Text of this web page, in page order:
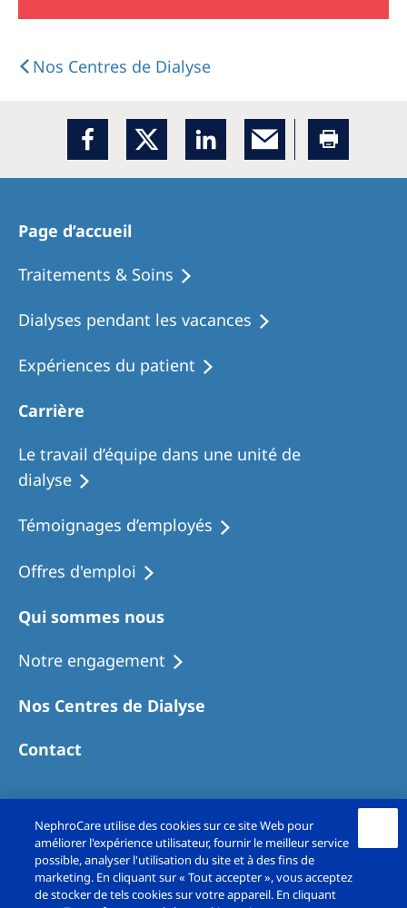
Nos Centres de Dialyse
Page d’accueil
Traitements & Soins
Dialyses pendant les vacances
Expériences du patient
Carrière
Le travail d’équipe dans une unité de
dialyse
Témoignages d’employés
Offres d'emploi
Qui sommes nous
Notre engagement
Nos Centres de Dialyse
Contact
NephroCare utilise des cookies sur ce site Web pour
améliorer l'expérience utilisateur, fournir le meilleur service
possible, analyser l'utilisation du site et à des fins de
marketing. En cliquant sur « Tout accepter », vous acceptez
de stocker de tels cookies sur votre appareil. En cliquant